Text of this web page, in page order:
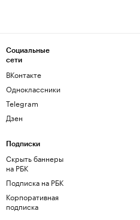
Социальные
сети
ВКонтакте
Одноклассники
Telegram
Дзен
Подписки
Скрыть баннеры
на РБК
Подписка на РБК
Корпоративная
подписка